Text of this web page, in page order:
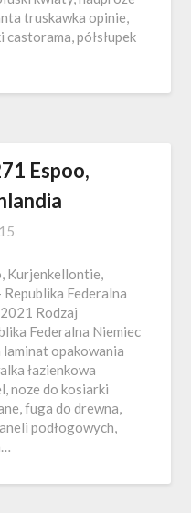
truskawka opinie,
półsłupek
Espoo,
Kurjenkellontie,
Federalna
Rodzaj
Federalna Niemiec
opakowania
łazienkowa
noze do kosiarki
fuga do drewna,
podłogowych,